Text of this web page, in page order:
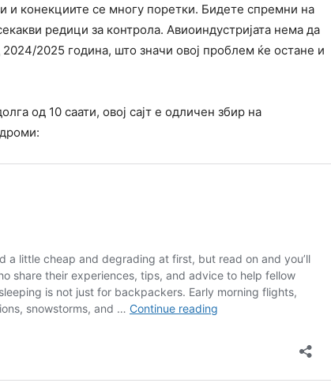
и конекциите се многу поретки. Бидете спремни на
редици за контрола. Авиоиндустријата нема да
2025 година, што значи овој проблем ќе остане и
од 10 саати, овој сајт е одличен збир на